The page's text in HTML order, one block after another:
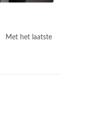
Met het laatste